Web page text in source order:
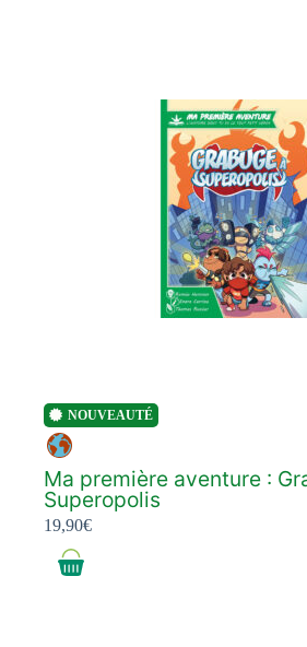
NOUVEAUTÉ
Ma première aventure :
Superopolis
19,90€